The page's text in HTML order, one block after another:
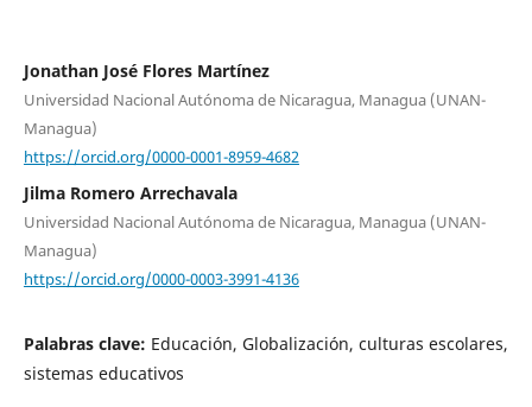
Jonathan José Flores Martínez
Universidad Nacional Autónoma de Nicaragua, Managua (UNAN-
Managua)
https://orcid.org/0000-0001-8959-4682
Jilma Romero Arrechavala
Universidad Nacional Autónoma de Nicaragua, Managua (UNAN-
Managua)
https://orcid.org/0000-0003-3991-4136
Palabras clave: Educación, Globalización, culturas escolares,
sistemas educativos